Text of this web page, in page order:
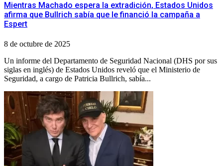
Mientras Machado espera la extradición, Estados Unidos
afirma que Bullrich sabía que le financió la campaña a
Espert
8 de octubre de 2025
Un informe del Departamento de Seguridad Nacional (DHS por sus
siglas en inglés) de Estados Unidos reveló que el Ministerio de
Seguridad, a cargo de Patricia Bullrich, sabía...